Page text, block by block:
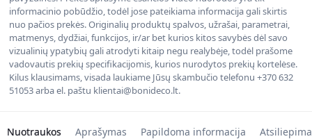
informacinio pobūdžio, todėl jose pateikiama informacija gali skirtis
nuo pačios prekės. Originalių produktų spalvos, užrašai, parametrai,
matmenys, dydžiai, funkcijos, ir/ar bet kurios kitos savybės dėl savo
vizualinių ypatybių gali atrodyti kitaip negu realybėje, todėl prašome
vadovautis prekių specifikacijomis, kurios nurodytos prekių kortelėse.
Kilus klausimams, visada laukiame Jūsų skambučio telefonu +370 632
51053 arba el. paštu klientai@bonideco.lt.
Nuotraukos Aprašymas Papildoma informacija